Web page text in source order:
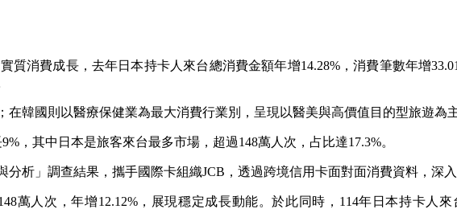
消費成長，去年日本持卡人來台總消費金額年增14.28%，消費筆數年增
韓國則以醫療保健業為最大消費行業別，呈現以醫美與高價值目的型旅遊為
，其中日本是旅客來台最多市場，超過148萬人次，占比達17.3%。
析」調查結果，攜手國際卡組織JCB，透過跨境信用卡面對面消費資料，深
萬人次，年增12.12%，展現穩定成長動能。於此同時，114年日本持卡人